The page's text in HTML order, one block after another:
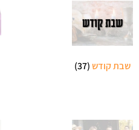
שבת קודש(37)